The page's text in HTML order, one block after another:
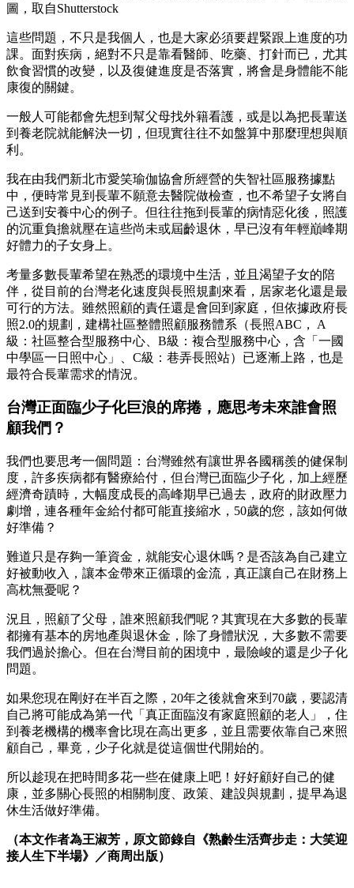
圖，取自Shutterstock
這些問題，不只是我個人，也是大家必須要趕緊跟上進度的功
課。面對疾病，絕對不只是靠看醫師、吃藥、打針而已，尤其
飲食習慣的改變，以及復健進度是否落實，將會是身體能不能
康復的關鍵。
一般人可能都會先想到幫父母找外籍看護，或是以為把長輩送
到養老院就能解決一切，但現實往往不如盤算中那麼理想與順
利。
我在由我們新北市愛笑瑜伽協會所經營的失智社區服務據點
中，便時常見到長輩不願意去醫院做檢查，也不希望子女將自
己送到安養中心的例子。但往往拖到長輩的病情惡化後，照護
的沉重負擔就壓在這些尚未或屆齡退休，早已沒有年輕巔峰期
好體力的子女身上。
考量多數長輩希望在熟悉的環境中生活，並且渴望子女的陪
伴，從目前的台灣老化速度與長照規劃來看，居家老化還是最
可行的方法。雖然照顧的責任還是會回到家庭，但依據政府長
照2.0的規劃，建構社區整體照顧服務體系（長照ABC， A
級：社區整合型服務中心、B級：複合型服務中心，含「一國
中學區一日照中心」、C級：巷弄長照站）已逐漸上路，也是
最符合長輩需求的情況。
台灣正面臨少子化巨浪的席捲，應思考未來誰會照
顧我們？
我們也要思考一個問題：台灣雖然有讓世界各國稱羨的健保制
度，許多疾病都有醫療給付，但台灣已面臨少子化，加上經歷
經濟奇蹟時，大幅度成長的高峰期早已過去，政府的財政壓力
劇增，連各種年金給付都可能直接縮水，50歲的您，該如何做
好準備？
難道只是存夠一筆資金，就能安心退休嗎？是否該為自己建立
好被動收入，讓本金帶來正循環的金流，真正讓自己在財務上
高枕無憂呢？
況且，照顧了父母，誰來照顧我們呢？其實現在大多數的長輩
都擁有基本的房地產與退休金，除了身體狀況，大多數不需要
我們過於擔心。但在台灣目前的困境中，最險峻的還是少子化
問題。
如果您現在剛好在半百之際，20年之後就會來到70歲，要認清
自己將可能成為第一代「真正面臨沒有家庭照顧的老人」，住
到養老機構的機率會比現在高出更多，並且需要依靠自己來照
顧自己，畢竟，少子化就是從這個世代開始的。
所以趁現在把時間多花一些在健康上吧！好好顧好自己的健
康，並多關心長照的相關制度、政策、建設與規劃，提早為退
休生活做好準備。
（本文作者為王淑芳，原文節錄自《熟齡生活齊步走：大笑迎
接人生下半場》／商周出版）